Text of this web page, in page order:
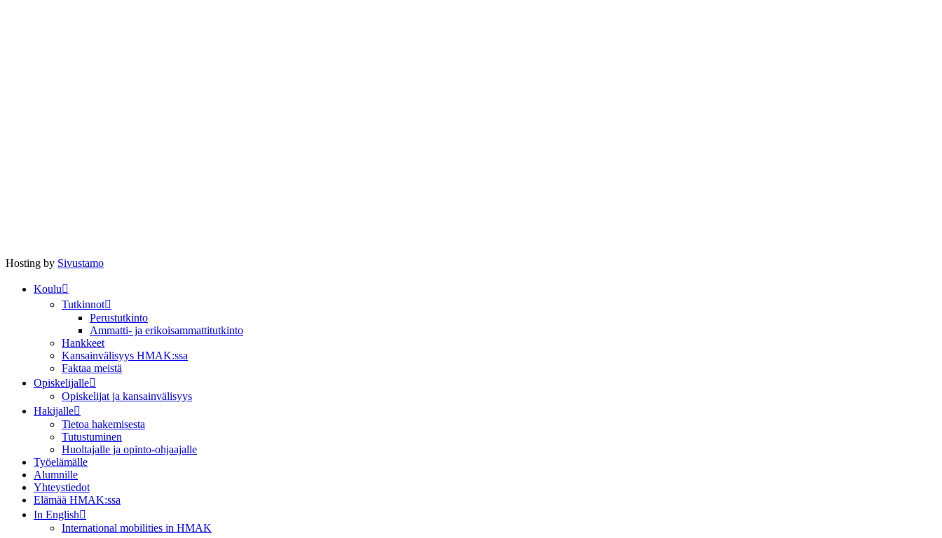
Hosting by Sivustamo
Koulu
Tutkinnot
Perustutkinto
Ammatti- ja erikoisammattitutkinto
Hankkeet
Kansainvälisyys HMAK:ssa
Faktaa meistä
Opiskelijalle
Opiskelijat ja kansainvälisyys
Hakijalle
Tietoa hakemisesta
Tutustuminen
Huoltajalle ja opinto-ohjaajalle
Työelämälle
Alumnille
Yhteystiedot
Elämää HMAK:ssa
In English
International mobilities in HMAK